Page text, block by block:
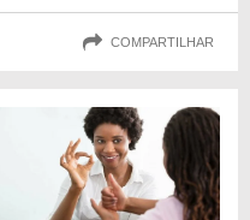
COMPARTILHAR